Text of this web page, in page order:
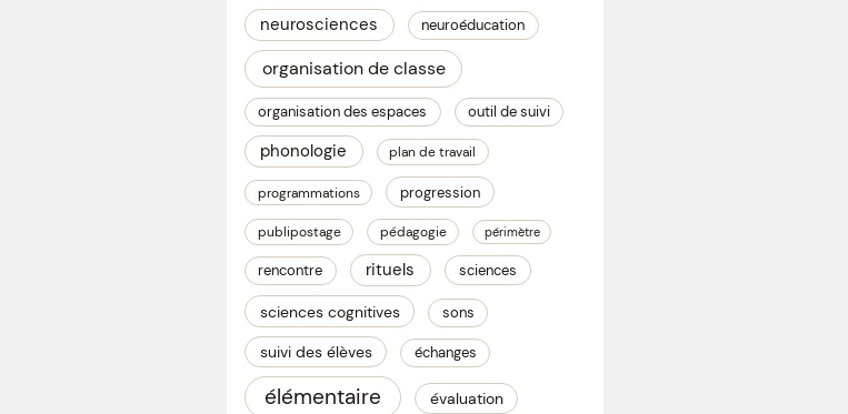
neurosciences neuroéducation
organisation de classe
organisation des espaces outil de suivi
phonologie plan de travail
programmations progression
publipostage pédagogie périmètre
rencontre rituels sciences
sciences cognitives sons
suivi des élèves échanges
élémentaire évaluation